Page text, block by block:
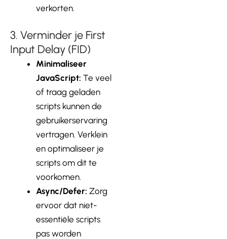
verkorten.
3. Verminder je First
Input Delay (FID)
Minimaliseer
JavaScript: Te veel
of traag geladen
scripts kunnen de
gebruikerservaring
vertragen. Verklein
en optimaliseer je
scripts om dit te
voorkomen.
Async/Defer: Zorg
ervoor dat niet-
essentiële scripts
pas worden